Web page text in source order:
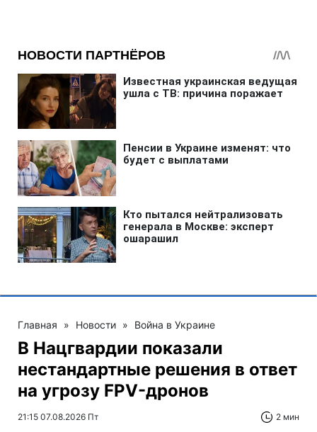
Главная » Новости » Война в Украине
В Нацгвардии показали
нестандартные решения в ответ
на угрозу FPV-дронов
21:15 07.08.2026 Пт 2 мин